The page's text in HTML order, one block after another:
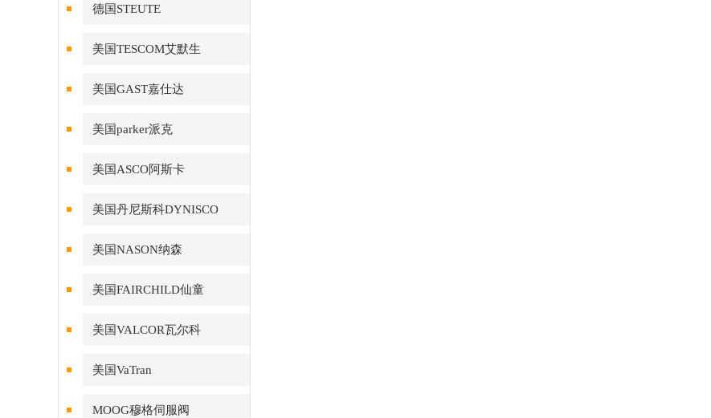
德国STEUTE
美国TESCOM艾默生
美国GAST嘉仕达
美国parker派克
美国ASCO阿斯卡
美国丹尼斯科DYNISCO
美国NASON纳森
美国FAIRCHILD仙童
美国VALCOR瓦尔科
美国VaTran
MOOG穆格伺服阀